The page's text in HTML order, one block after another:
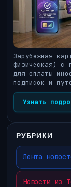
Зарубежная
физическая) с
для оплаты
подписок и
Узнать
РУБРИКИ
Лента
Новости из